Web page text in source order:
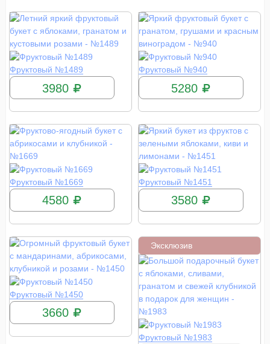
Фруктовый №1489
КУПИТЬ
3980
Фруктовый №940
КУПИТЬ
5280
Фруктовый №1669
КУПИТЬ
4580
Фруктовый №1451
КУПИТЬ
3580
Фруктовый №1450
КУПИТЬ
3660
Эксклюзив
Фруктовый №1983
КУПИТЬ